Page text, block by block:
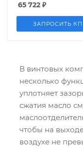
65 722 ₽
ЗАПРОСИТЬ КП
В винтовых
несколько
уплотняет
сжатия масло
чтобы на
воздухе не